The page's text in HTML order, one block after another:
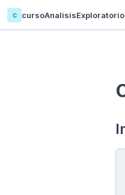
c cursoAnalisisExploratorio